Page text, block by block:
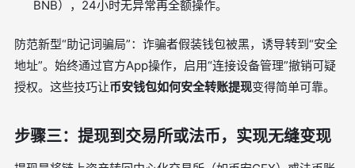
BNB），24小时无异常再全额操作。
防范新型“助记词骗局”：诈骗者假装钱包被黑，诱导转到“安全
地址”。始终通过官方App操作，启用“连接设备管理”撤销可疑
授权。这些技巧让币安钱包如何安全转账提现变得简单可靠。
步骤三：提现到交易所或法币，实现无缝变现